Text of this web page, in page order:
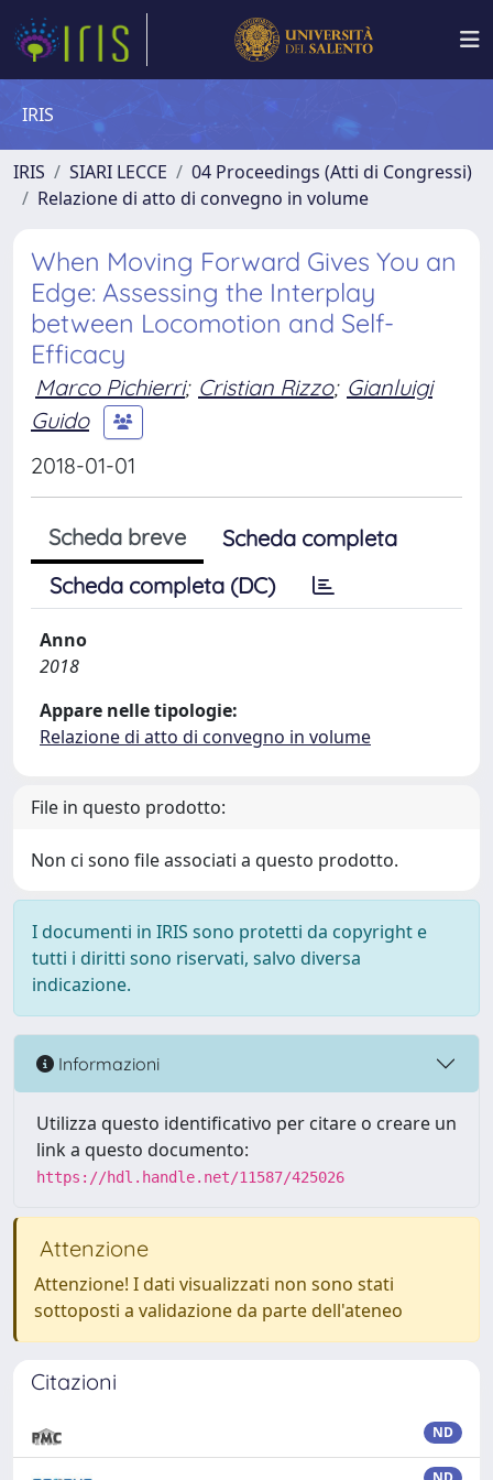
IRIS
IRIS SIARI LECCE
04 Proceedings (Atti di Congressi)
Relazione di atto di convegno in volume
When Moving Forward Gives You an
Edge: Assessing the Interplay
between Locomotion and Self-
Efficacy
Marco Pichierri; Cristian Rizzo; Gianluigi
Guido
2018-01-01
Scheda breve
Scheda completa
Scheda completa (DC)
Anno
2018
Appare nelle tipologie:
Relazione di atto di convegno in volume
File in questo prodotto:
Non ci sono file associati a questo prodotto.
I documenti in IRIS sono protetti da copyright e
tutti i diritti sono riservati, salvo diversa
indicazione.
Informazioni
Utilizza questo identificativo per citare o creare un
link a questo documento:
https://hdl.handle.net/11587/425026
Attenzione
Attenzione! I dati visualizzati non sono stati
sottoposti a validazione da parte dell'ateneo
Citazioni
ND